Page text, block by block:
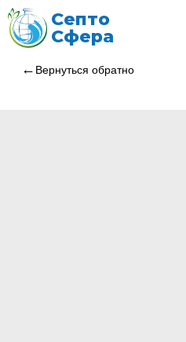
Септо
Сфера
Вернуться обратно